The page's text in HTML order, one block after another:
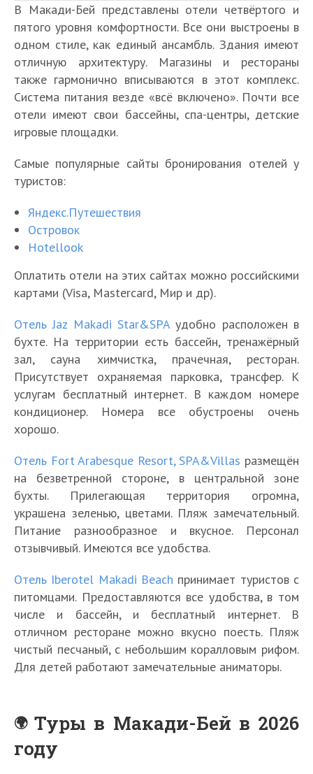
В Макади-Бей представлены отели четвёртого и
пятого уровня комфортности. Все они выстроены в
одном стиле, как единый ансамбль. Здания имеют
отличную архитектуру. Магазины и рестораны
также гармонично вписываются в этот комплекс.
Система питания везде «всё включено». Почти все
отели имеют свои бассейны, спа-центры, детские
игровые площадки.
Самые популярные сайты бронирования отелей у
туристов:
Яндекс.Путешествия
Островок
Hotellook
Оплатить отели на этих сайтах можно российскими
картами (Visa, Mastercard, Мир и др).
Отель Jaz Makadi Star&SPAудобно расположен в
бухте. На территории есть бассейн, тренажёрный
зал, сауна химчистка, прачечная, ресторан.
Присутствует охраняемая парковка, трансфер. К
услугам бесплатный интернет. В каждом номере
кондиционер. Номера все обустроены очень
хорошо.
Отель Fort Arabesque Resort, SPA&Villas размещён
на безветренной стороне, в центральной зоне
бухты. Прилегающая территория огромна,
украшена зеленью, цветами. Пляж замечательный.
Питание разнообразное и вкусное. Персонал
отзывчивый. Имеются все удобства.
Отель Iberotel Makadi Beach принимает туристов с
питомцами. Предоставляются все удобства, в том
числе и бассейн, и бесплатный интернет. В
отличном ресторане можно вкусно поесть. Пляж
чистый песчаный, с небольшим коралловым рифом.
Для детей работают замечательные аниматоры.
Туры в Макади-Бей в 2026
году